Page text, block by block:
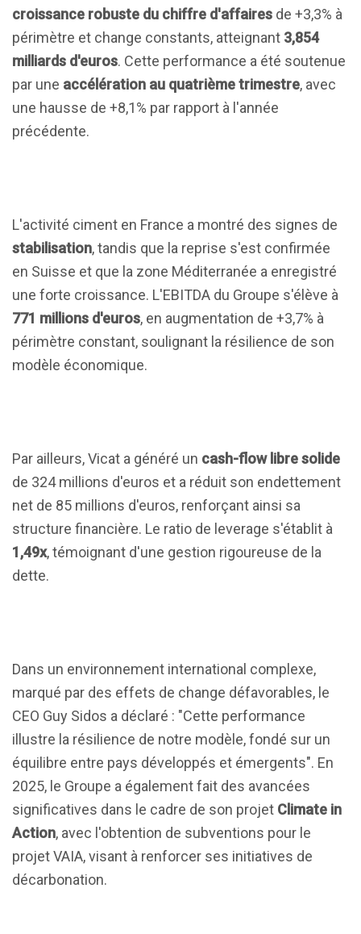
croissance robuste du chiffre d'affaires de +3,3% à
périmètre et change constants, atteignant 3,854
milliards d'euros. Cette performance a été soutenue
par une accélération au quatrième trimestre, avec
une hausse de +8,1% par rapport à l'année
précédente.
L'activité ciment en France a montré des signes de
stabilisation, tandis que la reprise s'est confirmée
en Suisse et que la zone Méditerranée a enregistré
une forte croissance. L'EBITDA du Groupe s'élève à
771 millions d'euros, en augmentation de +3,7% à
périmètre constant, soulignant la résilience de son
modèle économique.
Par ailleurs, Vicat a généré un cash-flow libre solide
de 324 millions d'euros et a réduit son endettement
net de 85 millions d'euros, renforçant ainsi sa
structure financière. Le ratio de leverage s'établit à
1,49x, témoignant d'une gestion rigoureuse de la
dette.
Dans un environnement international complexe,
marqué par des effets de change défavorables, le
CEO Guy Sidos a déclaré : "Cette performance
illustre la résilience de notre modèle, fondé sur un
équilibre entre pays développés et émergents". En
2025, le Groupe a également fait des avancées
significatives dans le cadre de son projet Climate in
Action, avec l'obtention de subventions pour le
projet VAIA, visant à renforcer ses initiatives de
décarbonation.